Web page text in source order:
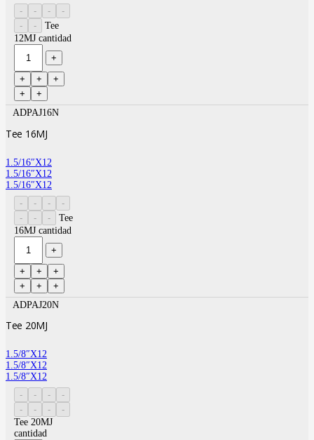
Tee
12MJ cantidad
ADPAJ16N
Tee 16MJ
1.5/16″X12
1.5/16″X12
1.5/16″X12
Tee
16MJ cantidad
ADPAJ20N
Tee 20MJ
1.5/8″X12
1.5/8″X12
1.5/8″X12
Tee 20MJ
cantidad